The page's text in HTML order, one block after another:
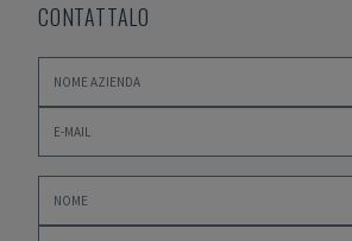
CONTATTALO